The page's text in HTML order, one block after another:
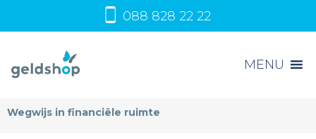
088 828 22 22
MENU
Wegwijs in financiële ruimte